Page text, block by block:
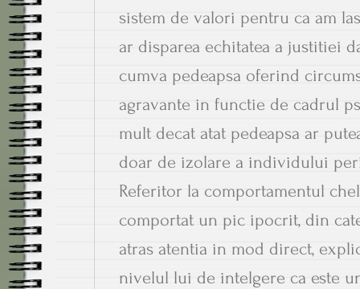
sistem de valori pentru ca am
ar disparea echitatea a justitiei
cumva pedeapsa oferind
agravante in functie de cadrul
mult decat atat pedeapsa ar
doar de izolare a individului
Referitor la comportamentul
comportat un pic ipocrit, din
atras atentia in mod direct,
nivelul lui de intelgere ca este